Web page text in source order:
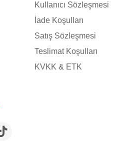
Kullanıcı Sözleşmesi
İade Koşulları
Satış Sözleşmesi
Teslimat Koşulları
KVKK & ETK